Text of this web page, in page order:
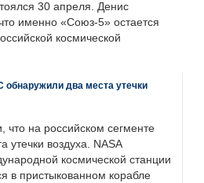
30 апреля. Денис
именно «Союз-5» остается
космической
обнаружили два места утечки
что на российском сегменте
воздуха. NASA
космической станции
в пристыкованном корабле